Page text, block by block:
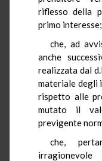
riflesso della
primo interesse;
che, ad
anche
realizzata dal
materiale degli
rispetto alle
mutato il
previgente
che,